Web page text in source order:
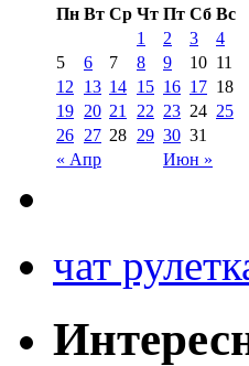
Пн Вт Ср Чт Пт Сб Вс
« Апр Июн »
1 2 3
4
5
6 7 8 9 10 11
12
13 14 15 16 17 18
19 20 21 22 23 24 25
26 27 28 29 30 31
чат